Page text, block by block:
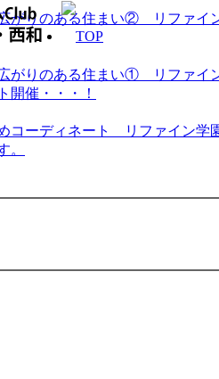
がりのある住まい② リファイ
がりのある住まい① リファイ
開催・・・！
コーディネート リファイン学
。